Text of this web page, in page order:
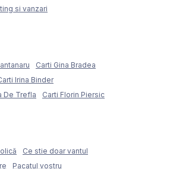
si vanzari
Carti Gina Bradea
Irina Binder
De Trefla
Carti Florin Piersic
Ce stie doar vantul
Pacatul vostru